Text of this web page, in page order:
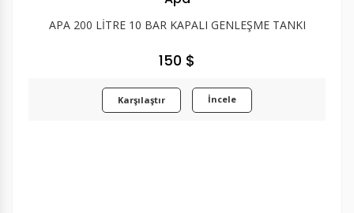
APA 200 LİTRE 10 BAR KAPALI GENLEŞME TANKI
150 $
Karşılaştır İncele